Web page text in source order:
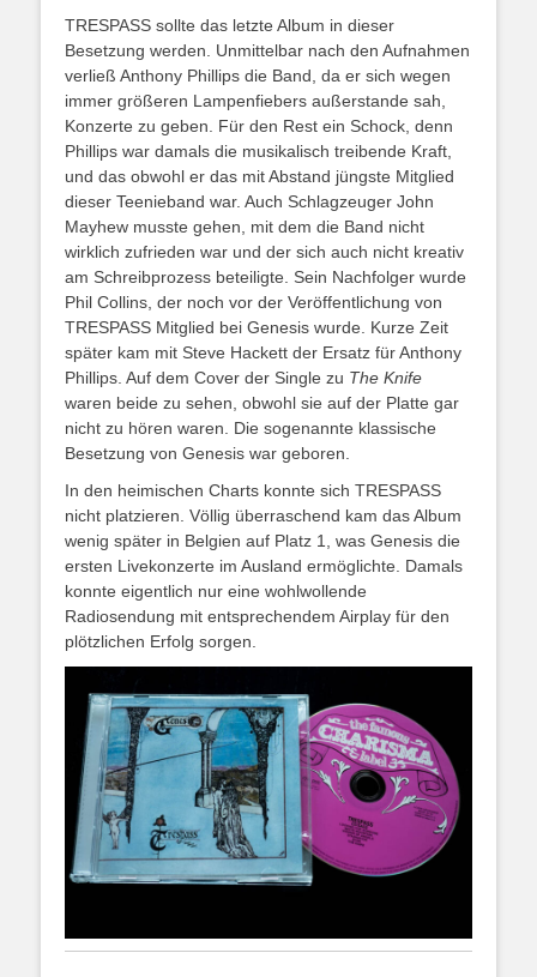
TRESPASS sollte das letzte Album in dieser
Besetzung werden. Unmittelbar nach den Aufnahmen
verließ Anthony Phillips die Band, da er sich wegen
immer größeren Lampenfiebers außerstande sah,
Konzerte zu geben. Für den Rest ein Schock, denn
Phillips war damals die musikalisch treibende Kraft,
und das obwohl er das mit Abstand jüngste Mitglied
dieser Teenieband war. Auch Schlagzeuger John
Mayhew musste gehen, mit dem die Band nicht
wirklich zufrieden war und der sich auch nicht kreativ
am Schreibprozess beteiligte. Sein Nachfolger wurde
Phil Collins, der noch vor der Veröffentlichung von
TRESPASS Mitglied bei Genesis wurde. Kurze Zeit
später kam mit Steve Hackett der Ersatz für Anthony
Phillips. Auf dem Cover der Single zu The Knife
waren beide zu sehen, obwohl sie auf der Platte gar
nicht zu hören waren. Die sogenannte klassische
Besetzung von Genesis war geboren.
In den heimischen Charts konnte sich TRESPASS
nicht platzieren. Völlig überraschend kam das Album
wenig später in Belgien auf Platz 1, was Genesis die
ersten Livekonzerte im Ausland ermöglichte. Damals
konnte eigentlich nur eine wohlwollende
Radiosendung mit entsprechendem Airplay für den
plötzlichen Erfolg sorgen.